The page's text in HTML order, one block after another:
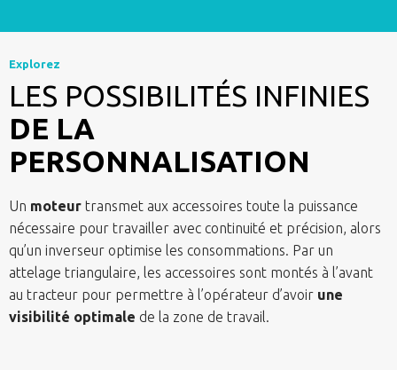
Explorez
LES POSSIBILITÉS INFINIES
DE LA
PERSONNALISATION
Un moteur transmet aux accessoires toute la puissance
nécessaire pour travailler avec continuité et précision, alors
qu’un inverseur optimise les consommations. Par un
attelage triangulaire, les accessoires sont montés à l’avant
au tracteur pour permettre à l’opérateur d’avoir une
visibilité optimale de la zone de travail.